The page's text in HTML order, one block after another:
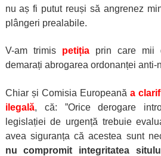
nu aș fi putut reuși să angrenez
plângeri prealabile.
V-am trimis petițiaprin care mii
demarați abrogarea ordonanței anti-
Chiar și Comisia Europeană a
ilegală, că: ”Orice derogare
legislației de urgență trebuie
avea siguranța că acestea sunt
nu compromit integritatea